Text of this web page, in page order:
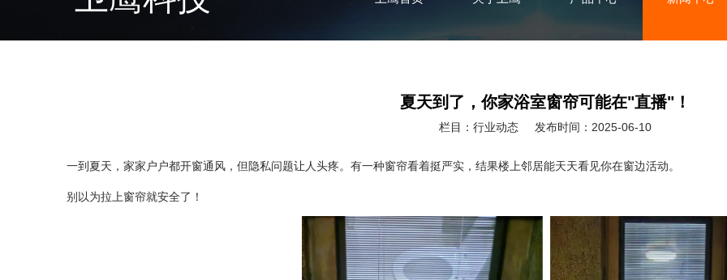
夏天到了，你家浴室窗帘可能在"直播"！
栏目：行业动态 发布时间：2025-06-10
一到夏天，家家户户都开窗通风，但隐私问题让人头疼。有一种窗帘看着挺严实，结果楼上邻居能天天看见你在窗边活动。
别以为拉上窗帘就安全了！